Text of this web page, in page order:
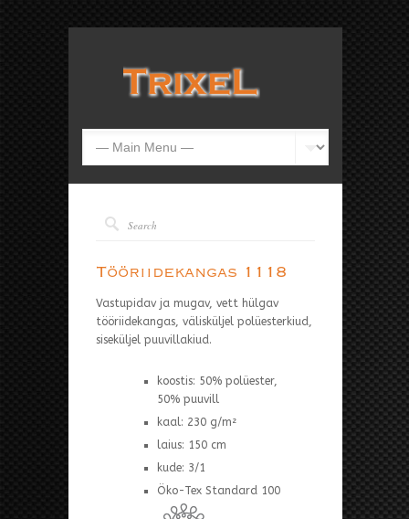
Tööriidekangas 1118
Vastupidav ja mugav, vett hülgav
tööriidekangas, välisküljel polüesterkiud,
siseküljel puuvillakiud.
koostis: 50% polüester,
50% puuvill
kaal: 230 g/m²
laius: 150 cm
kude: 3/1
Öko-Tex Standard 100